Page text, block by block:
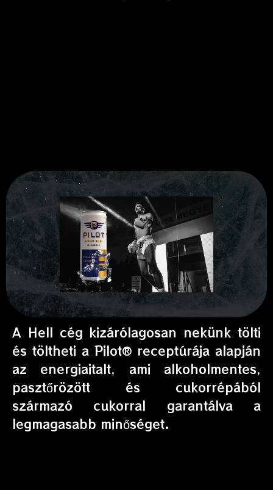
A Hell cég kizárólagosan nekünk tölti
és töltheti a Pilot® receptúrája alapján
az energiaitalt, ami alkoholmentes,
pasztőrözött és cukorrépából
származó cukorral garantálva a
legmagasabb minőséget.